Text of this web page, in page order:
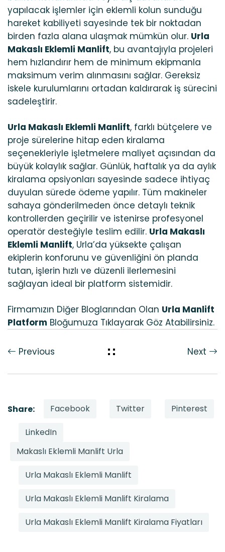
yapılacak işlemler için eklemli kolun sunduğu
hareket kabiliyeti sayesinde tek bir noktadan
birden fazla alana ulaşmak mümkün olur. Urla
Makaslı Eklemli Manlift, bu avantajıyla projeleri
hem hızlandırır hem de minimum ekipmanla
maksimum verim alınmasını sağlar. Gereksiz
iskele kurulumlarını ortadan kaldırarak iş sürecini
sadeleştirir.
Urla Makaslı Eklemli Manlift, farklı bütçelere ve
proje sürelerine hitap eden kiralama
seçenekleriyle işletmelere maliyet açısından da
büyük kolaylık sağlar. Günlük, haftalık ya da aylık
kiralama opsiyonları sayesinde sadece ihtiyaç
duyulan sürede ödeme yapılır. Tüm makineler
sahaya gönderilmeden önce detaylı teknik
kontrollerden geçirilir ve istenirse profesyonel
operatör desteğiyle teslim edilir. Urla Makaslı
Eklemli Manlift, Urla’da yüksekte çalışan
ekiplerin konforunu ve güvenliğini ön planda
tutan, işlerin hızlı ve düzenli ilerlemesini
sağlayan ideal bir platform sistemidir.
Firmamızın Diğer Bloglarından Olan Urla Manlift
Platform Bloğumuza Tıklayarak Göz Atabilirsiniz.
Previous Next
Share: Facebook Twitter Pinterest
LinkedIn
Makaslı Eklemli Manlift Urla
Urla Makaslı Eklemli Manlift
Urla Makaslı Eklemli Manlift Kiralama
Urla Makaslı Eklemli Manlift Kiralama Fiyatları